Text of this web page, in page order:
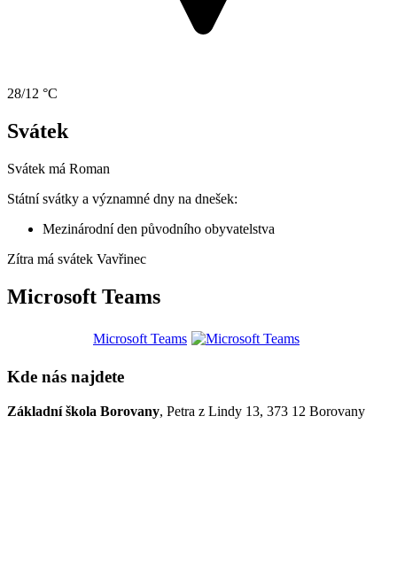
28/12 °C
Svátek
Svátek má Roman
Státní svátky a významné dny na dnešek:
Mezinárodní den původního obyvatelstva
Zítra má svátek Vavřinec
Microsoft Teams
Microsoft Teams
Kde nás najdete
Základní škola Borovany, Petra z Lindy 13, 373 12 Borovany